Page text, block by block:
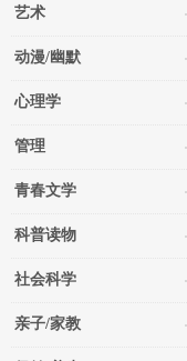
艺术
动漫/幽默
心理学
管理
青春文学
科普读物
社会科学
亲子/家教